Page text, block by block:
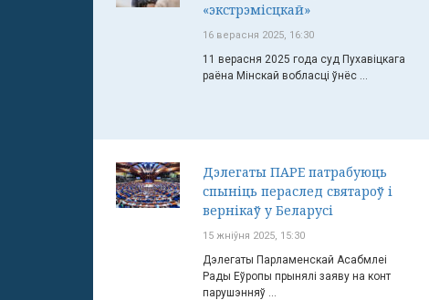
«экстрэмісцкай»
16 верасня 2025, 16:30
11 верасня 2025 года суд Пухавіцкага
раёна Мінскай вобласці ўнёс ...
Дэлегаты ПАРЕ патрабуюць
спыніць пераслед святароў і
вернікаў у Беларусі
15 жніўня 2025, 15:30
Дэлегаты Парламенскай Асабмлеі
Рады Еўропы прынялі заяву на конт
парушэнняў ...